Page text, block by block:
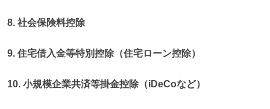
8. 社会保険料控除
9. 住宅借入金等特別控除（住宅ローン控除）
10. 小規模企業共済等掛金控除（iDeCoなど）